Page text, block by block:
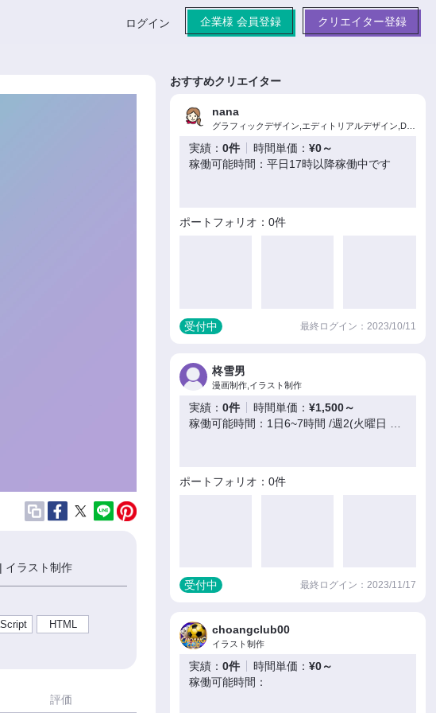
ログイン 企業様 会員登録 クリエイター登録
イラスト制作
HTML
評価
おすすめクリエイター
nana
グラフィックデザイン,エディトリアルデザイン,DTPオペレーション
実績： 0件 時間単価： ¥0～
稼働可能時間：平日17時以降稼働中です
ポートフォリオ：0件
受付中 最終ログイン：2023/10/11
柊雪男
漫画制作,イラスト制作
実績： 0件 時間単価： ¥1,500～
ポートフォリオ：0件
受付中 最終ログイン：2023/11/17
choangclub00
イラスト制作
実績： 0件 時間単価： ¥0～
稼働可能時間：